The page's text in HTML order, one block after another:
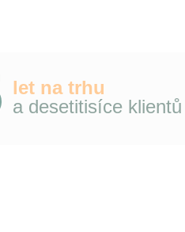
let na trhu
a desetitisíce klientů